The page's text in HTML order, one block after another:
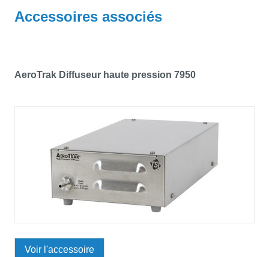
Accessoires associés
AeroTrak Diffuseur haute pression 7950
Voir l'accessoire